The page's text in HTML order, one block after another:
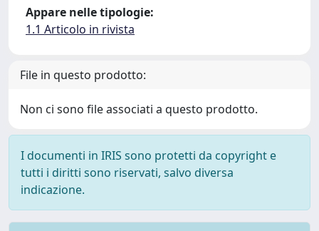
Appare nelle tipologie:
1.1 Articolo in rivista
File in questo prodotto:
Non ci sono file associati a questo prodotto.
I documenti in IRIS sono protetti da copyright e
tutti i diritti sono riservati, salvo diversa
indicazione.